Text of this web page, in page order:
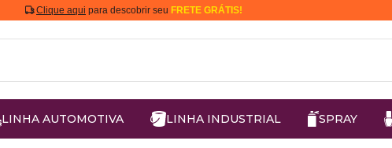
Clique aqui para descobrir seu FRETE GRÁTIS!
LINHA AUTOMOTIVA LINHA INDUSTRIAL SPRAY